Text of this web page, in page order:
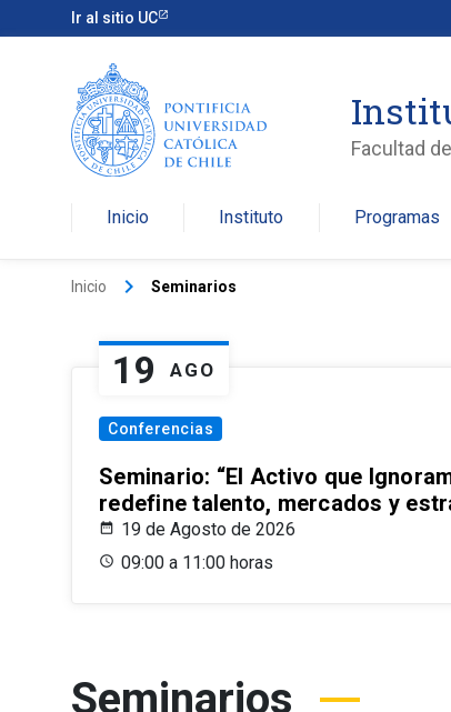
Ir al sitio UC
Facultad
Inicio Instituto Programas
Inicio keyboard_arrow_right Seminarios
19 AGO
Conferencias
Seminario: “El Activo que
redefine talento, mercados y
19 de Agosto de 2026
09:00 a 11:00 horas
Seminarios